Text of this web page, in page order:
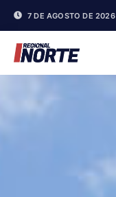
7 DE AGOSTO DE 2026